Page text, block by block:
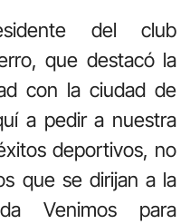
del club
que destacó la
con la ciudad de
a pedir a nuestra
deportivos, no
que se dirijan a la
Venimos para